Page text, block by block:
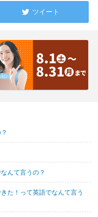
ツイート
んて言うの？
た！って英語でなんて言う